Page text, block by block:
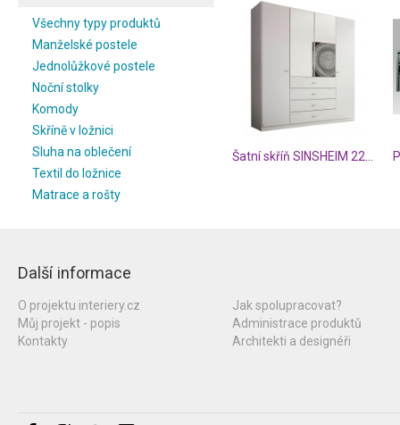
Všechny typy produktů
Manželské postele
Jednolůžkové postele
Noční stolky
Komody
Skříně v ložnici
Sluha na oblečení
Textil do ložnice
Matrace a rošty
Další informace
O projektu interiery.cz
Můj projekt - popis
Kontakty
Jak spolupracovat?
Administrace produktů
Architekti a designéři